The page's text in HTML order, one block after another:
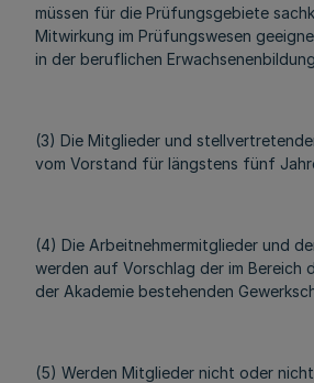
müssen für die Prüfungsgebiete
Mitwirkung im Prüfungswesen
in der beruflichen
(3) Die Mitglieder und
vom Vorstand für längstens fünf
(4) Die Arbeitnehmermitglieder und
werden auf Vorschlag der im Bereich
der Akademie bestehenden
(5) Werden Mitglieder nicht oder